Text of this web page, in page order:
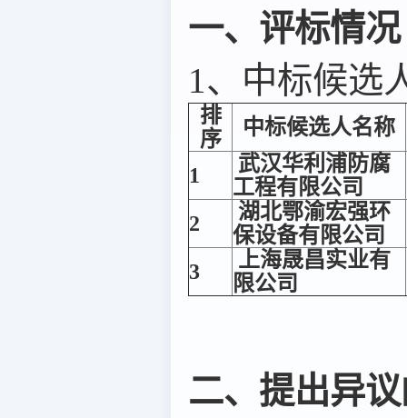
一、评标情况
1、中标候选
排
序
中标候选人名称
1
武汉华利浦防腐
工程有限公司
2
湖北鄂渝宏强环
保设备有限公司
3
上海晟昌实业有
限公司
二、提出异